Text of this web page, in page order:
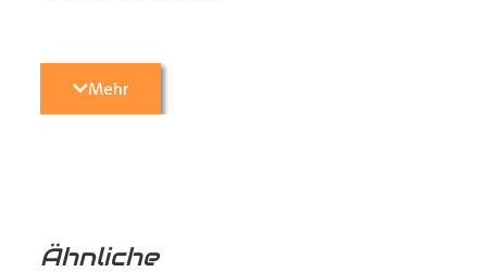
3. Passgenauigkeit:
präzise konturgefräst, um perfekt in Ihren
Mehr
Ähnliche